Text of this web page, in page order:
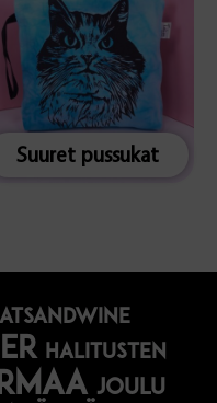
Suuret pussukat
halitusten
joulu